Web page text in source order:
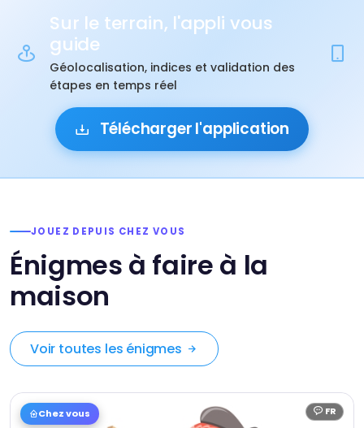
Sur le terrain, l'appli vous
guide
Géolocalisation, indices et validation des
étapes en temps réel
Télécharger l'application
JOUEZ DEPUIS CHEZ VOUS
Énigmes à faire à la
maison
Voir toutes les énigmes
Chez vous Langue :
FR